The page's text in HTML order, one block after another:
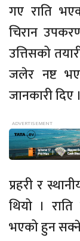
गए राति
चिरान
उत्तिसको
जलेर नष्ट
जानकारी दिए ।
प्रहरी र
थियो ।
भएको हुन